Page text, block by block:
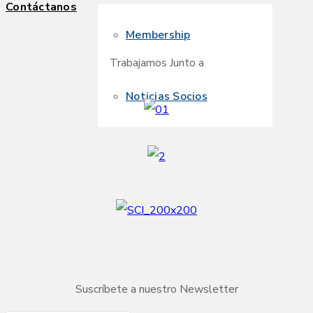
Membership
Noticias Socios
Contáctanos
Trabajamos Junto a
Suscríbete a nuestro Newsletter